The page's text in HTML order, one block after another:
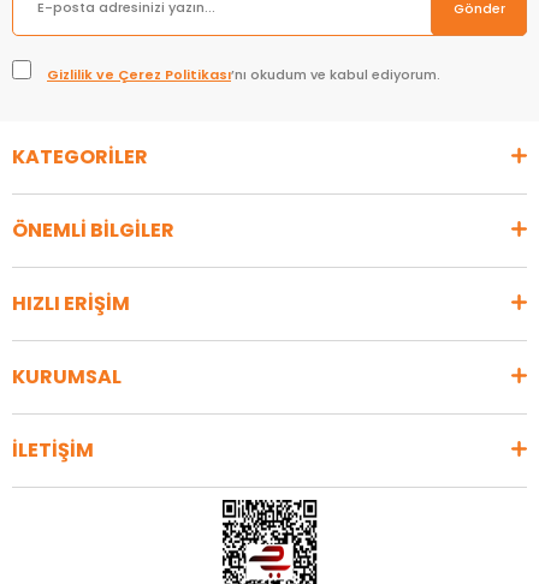
Gönder
Gizlilik ve Çerez Politikası’nı okudum ve kabul ediyorum.
KATEGORİLER
ÖNEMLİ BİLGİLER
HIZLI ERİŞİM
KURUMSAL
İLETİŞİM